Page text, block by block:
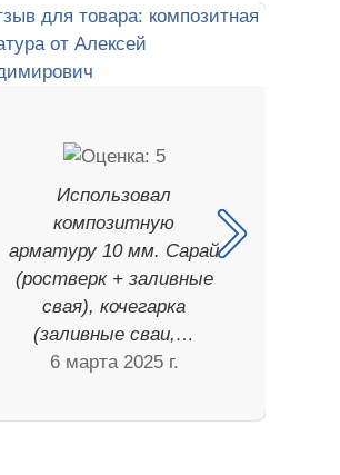
Использовал
композитную
арматуру 10 мм. Сарай
(ростверк + заливные
свая), кочегарка
(заливные сваи,…
6 марта 2025 г.